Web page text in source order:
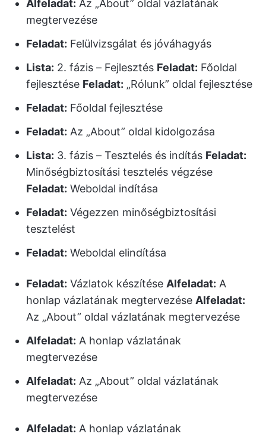
Alfeladat: Az „About” oldal vázlatának
megtervezése
Feladat: Felülvizsgálat és jóváhagyás
Lista: 2. fázis – Fejlesztés Feladat: Főoldal
fejlesztése Feladat: „Rólunk” oldal fejlesztése
Feladat: Főoldal fejlesztése
Feladat: Az „About” oldal kidolgozása
Lista: 3. fázis – Tesztelés és indítás Feladat:
Minőségbiztosítási tesztelés végzése
Feladat: Weboldal indítása
Feladat: Végezzen minőségbiztosítási
tesztelést
Feladat: Weboldal elindítása
Feladat: Vázlatok készítése Alfeladat: A
honlap vázlatának megtervezése Alfeladat:
Az „About” oldal vázlatának megtervezése
Alfeladat: A honlap vázlatának
megtervezése
Alfeladat: Az „About” oldal vázlatának
megtervezése
Alfeladat: A honlap vázlatának